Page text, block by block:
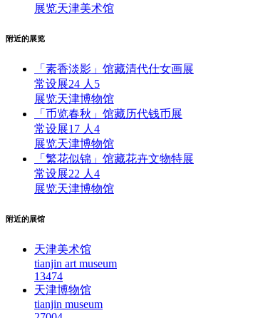
展览天津美术馆
附近的展览
「素香淡影」馆藏清代仕女画展
常设展24 人 5
展览天津博物馆
「币览春秋」馆藏历代钱币展
常设展17 人 4
展览天津博物馆
「繁花似锦」馆藏花卉文物特展
常设展22 人 4
展览天津博物馆
附近的展馆
天津美术馆
tianjin art museum
13474
天津博物馆
tianjin museum